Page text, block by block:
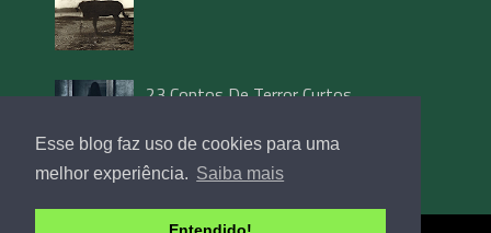
Esse blog faz uso de cookies para uma
melhor experiência. Saiba mais
23 Contos De Terror Curtos